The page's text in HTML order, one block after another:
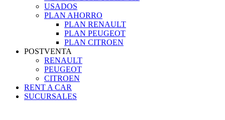
USADOS
PLAN AHORRO
PLAN RENAULT
PLAN PEUGEOT
PLAN CITROEN
POSTVENTA
RENAULT
PEUGEOT
CITROEN
RENT A CAR
SUCURSALES